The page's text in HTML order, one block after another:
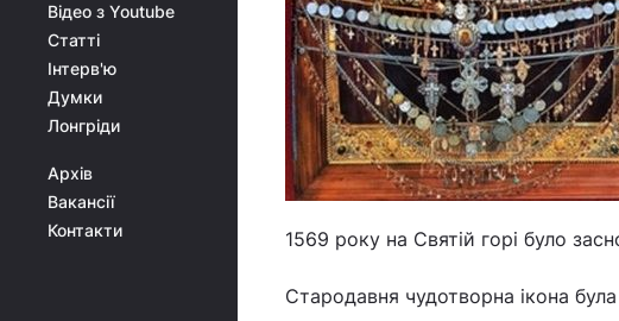
Відео з Youtube
Статті
Інтерв'ю
Думки
Лонгріди
Архів
Вакансії
Контакти
1569 року на Святій горі було
Стародавня чудотворна ікона була